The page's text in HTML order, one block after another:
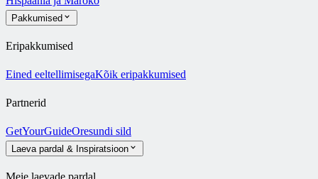
Pakkumised
Eripakkumised
Eined eeltellimisegaKõik eripakkumised
Partnerid
GetYourGuideOresundi sild
Laeva pardal & Inspiratsioon
Meie laevade pardal